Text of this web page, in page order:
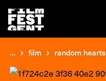
... film random hearts